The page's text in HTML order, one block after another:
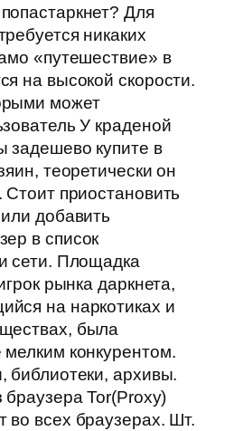
Для
никаких
«путешествие» в
на высокой скорости.
может
У краденой
задешево купите в
теоретически он
приостановить
добавить
в список
сети. Площадка
рынка даркнета,
на наркотиках и
была
конкурентом.
библиотеки, архивы.
браузера Tor(Proxy)
во всех браузерах. Шт.